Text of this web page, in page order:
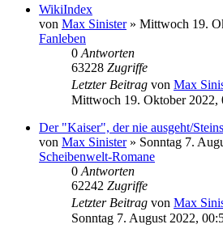
WikiIndex
von Max Sinister» Mittwoch 19.
Fanleben
0 Antworten
63228 Zugriffe
Letzter Beitrag von Max
Mittwoch 19. Oktober 2022,
Der "Kaiser", der nie ausgeht/
von Max Sinister» Sonntag 7.
Scheibenwelt-Romane
0 Antworten
62242 Zugriffe
Letzter Beitrag von Max
Sonntag 7. August 2022,